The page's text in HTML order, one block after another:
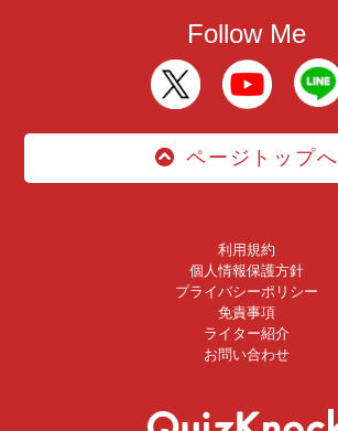
Follow Me
ページトップへ
利用規約
個人情報保護方針
プライバシーポリシー
免責事項
ライター紹介
お問い合わせ